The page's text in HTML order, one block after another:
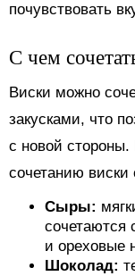
почувствовать
С чем
Виски можно
закусками, что
с новой стороны.
сочетанию виски
Сыры:
сочетаются
и ореховые
Шоколад: